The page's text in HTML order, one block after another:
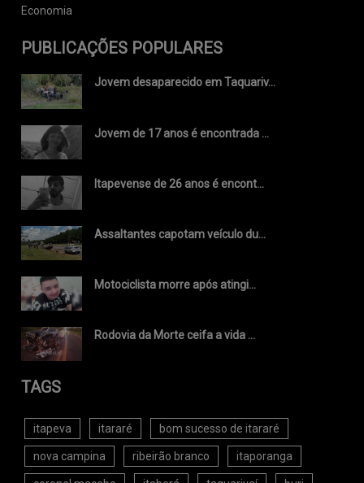
Economia
PUBLICAÇÕES POPULARES
Jovem desaparecido em Taquariv...
Jovem de 17 anos é encontrada ...
Itapevense de 26 anos é encont...
Assaltantes capotam veículo du...
Motociclista morre após atingi...
Rodovia da Morte ceifa a vida ...
TAGS
itapeva itararé bom sucesso de itararé
nova campina ribeirão branco itaporanga